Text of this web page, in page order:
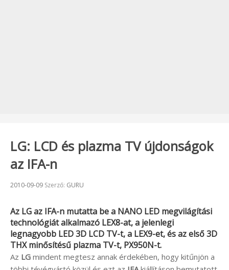
LG: LCD és plazma TV újdonságok
az IFA-n
Beküldve:
2010-09-09 Szerző: GURU
Az LGaz IFA-n mutatta be a NANO LED megvilágítási
technológiát alkalmazó LEX8-at, a jelenlegi
legnagyobb LED 3D LCD TV-t, a LEX9-et, és az első 3D
THX minősítésű plazma TV-t, PX950N-t.
Az LG mindent megtesz annak érdekében, hogy kitűnjön a